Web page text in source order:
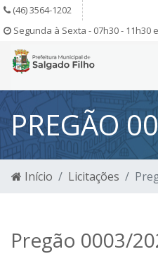
(46) 3564-1202
Segunda à Sexta - 07h30 - 11h30
PREGÃO
Início Licitações
Pregão 0003/